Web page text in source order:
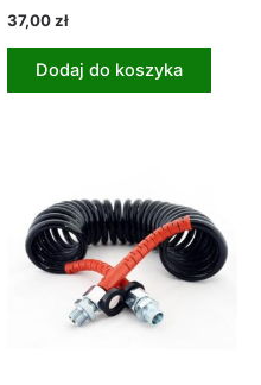
37,00zł
Dodaj do koszyka